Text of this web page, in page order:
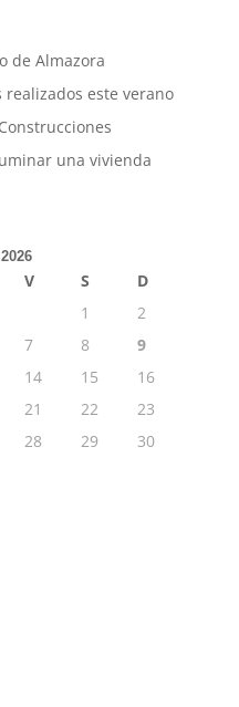
de Almazora
este verano
una vivienda
V S
D
1
2
7 8
9
14 15
16
21 22
23
28 29
30